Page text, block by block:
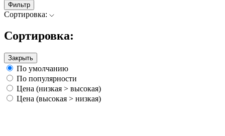
Фильтр
Сортировка:
Сортировка:
Закрыть
По умолчанию
По популярности
Цена (низкая > высокая)
Цена (высокая > низкая)